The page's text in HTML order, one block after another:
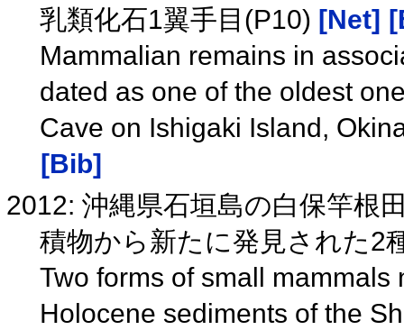
乳類化石1翼手目(P10) [Net]
Mammalian remains in
dated as one of the oldest
Cave on Ishigaki Island,
[Bib]
2012: 沖縄県石垣島の白保竿根
積物から新たに発見された2
Two forms of small
Holocene sediments of the